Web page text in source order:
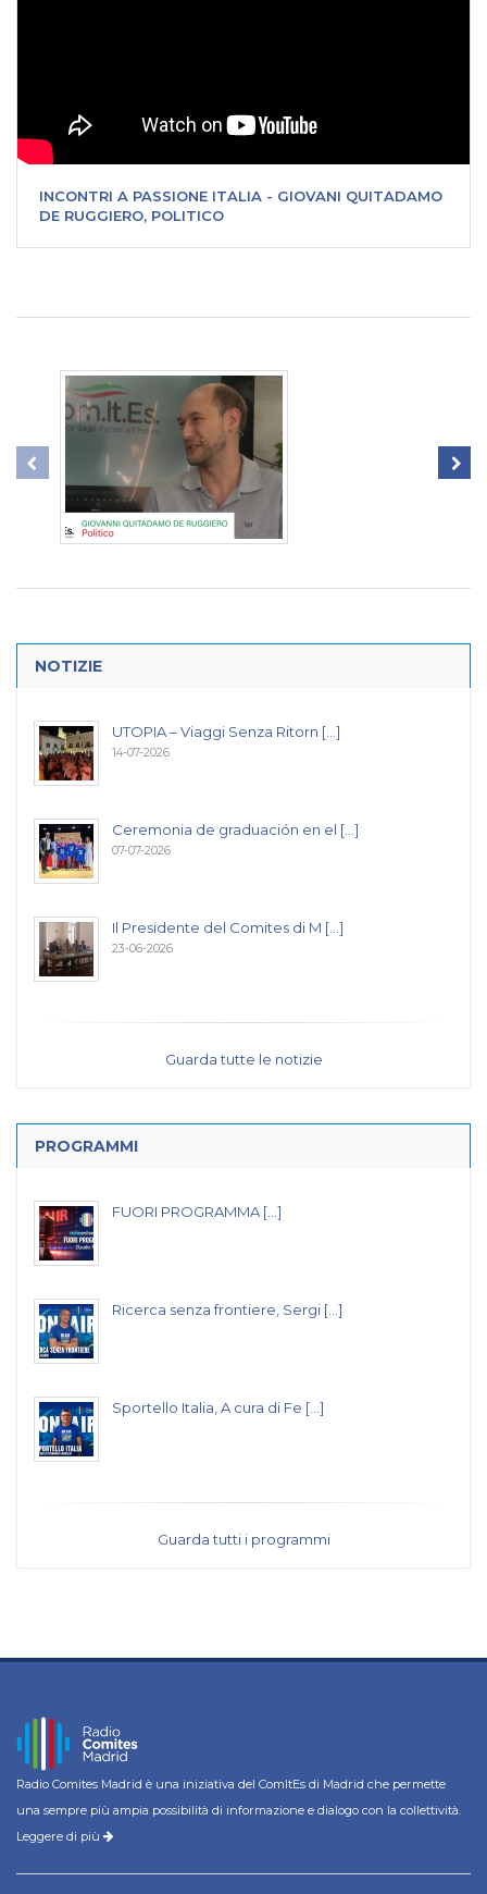
INCONTRI A PASSIONE ITALIA - GIOVANI QUITADAMO
DE RUGGIERO, POLITICO
NOTIZIE
UTOPIA – Viaggi Senza Ritorn [...]
14-07-2026
Ceremonia de graduación en el [...]
07-07-2026
Il Presidente del Comites di M [...]
23-06-2026
Guarda tutte le notizie
PROGRAMMI
FUORI PROGRAMMA [...]
Ricerca senza frontiere, Sergi [...]
Sportello Italia, A cura di Fe [...]
Guarda tutti i programmi
Radio Comites Madrid è una iniziativa del ComItEs di Madrid che permette
una sempre più ampia possibilità di informazione e dialogo con la collettività.
Leggere di più